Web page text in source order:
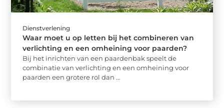
Dienstverlening
Waar moet u op letten bij het combineren van
verlichting en een omheining voor paarden?
Bij het inrichten van een paardenbak speelt de
combinatie van verlichting en een omheining voor
paarden een grotere rol dan ...